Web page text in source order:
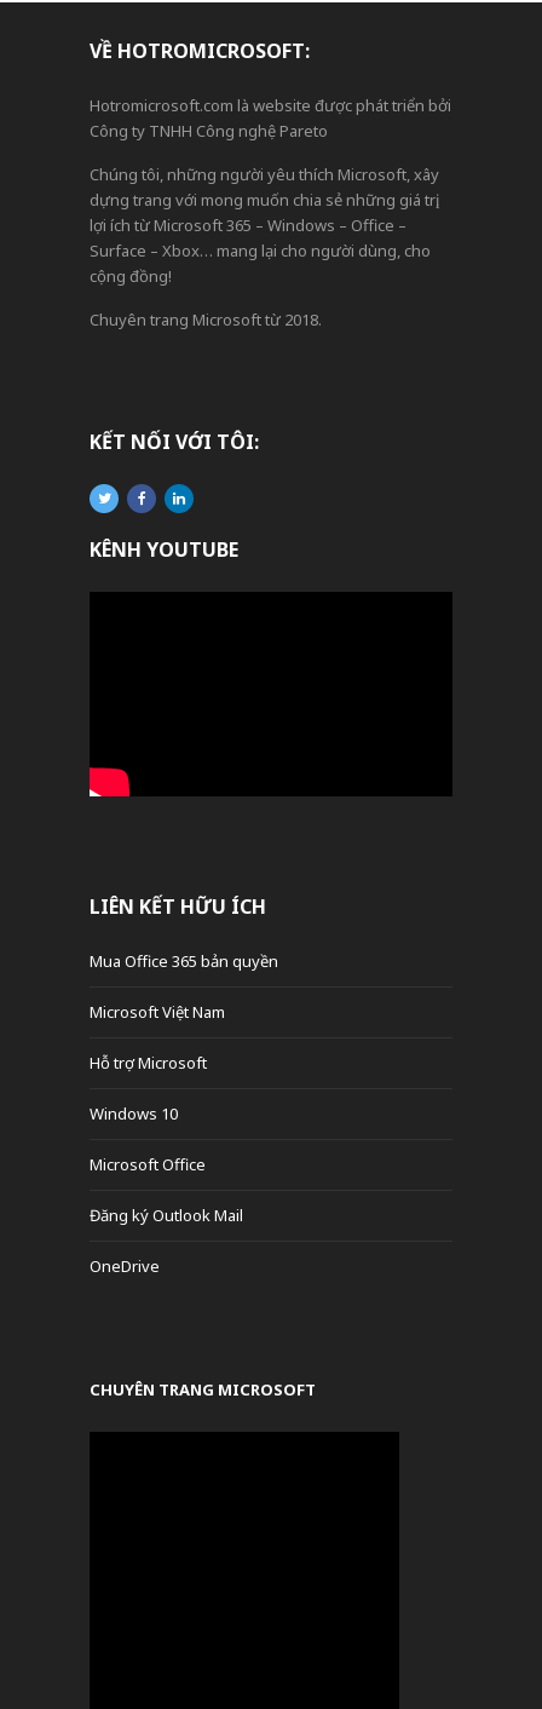
VỀ HOTROMICROSOFT:
Hotromicrosoft.com là website được phát triển bởi
Công ty TNHH Công nghệ Pareto
Chúng tôi, những người yêu thích Microsoft, xây
dựng trang với mong muốn chia sẻ những giá trị,
lợi ích từ Microsoft 365 – Windows – Office –
Surface – Xbox… mang lại cho người dùng, cho
cộng đồng!
Chuyên trang Microsoft từ 2018.
KẾT NỐI VỚI TÔI:
KÊNH YOUTUBE
LIÊN KẾT HỮU ÍCH
Mua Office 365 bản quyền
Microsoft Việt Nam
Hỗ trợ Microsoft
Windows 10
Microsoft Office
Đăng ký Outlook Mail
OneDrive
CHUYÊN TRANG MICROSOFT